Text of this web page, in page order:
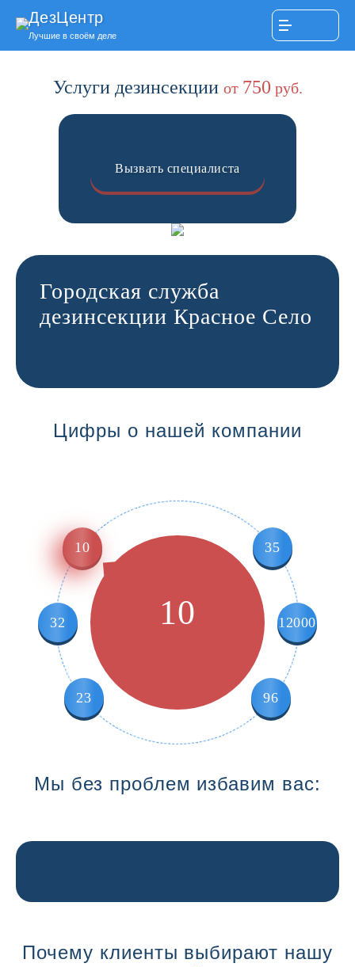
ДезЦентр
Лучшие в своём деле
Услуги дезинсекции от 750 руб.
Вызвать специалиста
Городская служба
дезинсекции Красное Село
Цифры о нашей компании
10 35
12000
96
23
32 10
Мы без проблем избавим вас:
Почему клиенты выбирают нашу